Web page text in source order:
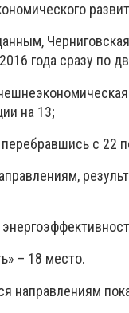
года сразу по
на 13;
с 22
– 18 место.
направлениям